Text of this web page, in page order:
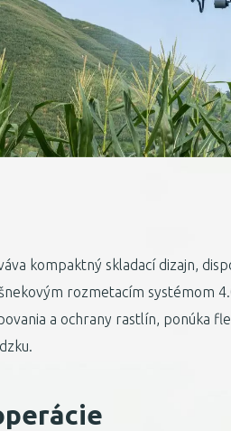
kompaktný skladací dizajn,
rozmetacím systémom
a ochrany rastlín, ponúka